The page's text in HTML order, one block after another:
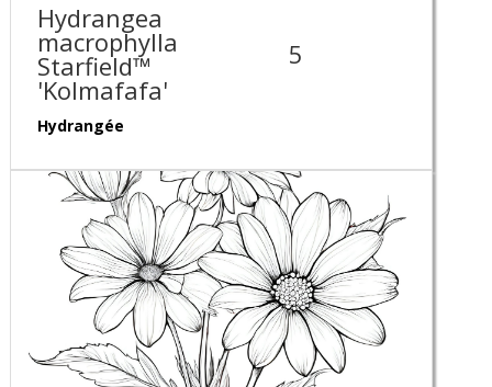
Hydrangea
macrophylla
Starfield™
'Kolmafafa'
5
Hydrangée